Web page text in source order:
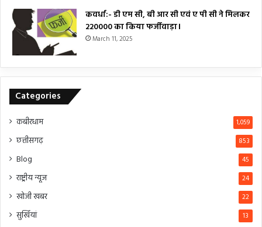
कवर्धा:- डी एम सी, बी आर सी एवं ए पी सी ने मिलकर
₹220000 का किया फर्जीवाड़ा।
March 11, 2025
Categories
कबीरधाम 1,059
छत्तीसगढ़ 853
Blog 45
राष्ट्रीय न्यूज 24
खोजी खबर 22
सुर्खियां 13